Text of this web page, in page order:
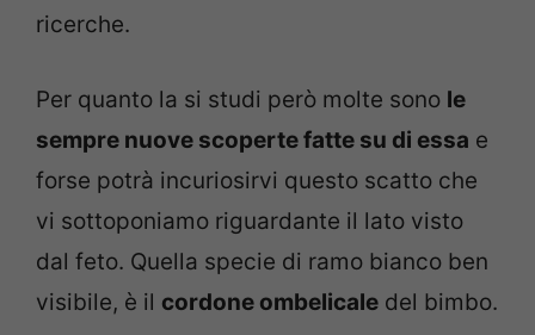
ricerche.
Per quanto la si studi però molte sono le
sempre nuove scoperte fatte su di essa e
forse potrà incuriosirvi questo scatto che
vi sottoponiamo riguardante il lato visto
dal feto. Quella specie di ramo bianco ben
visibile, è il cordone ombelicale del bimbo.